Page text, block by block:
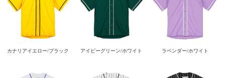
カナリアイエロー/ブラック アイビーグリーン/ホワイト ラベンダー/ホワイト